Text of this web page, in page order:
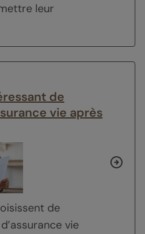
leur
de
vie après
de
vie